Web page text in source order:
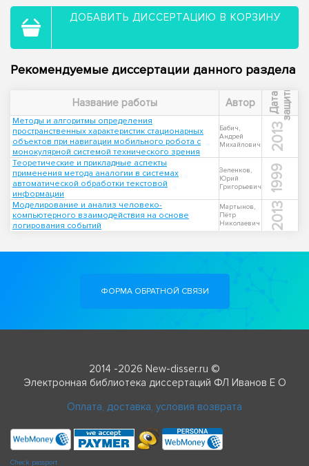
ДОБАВИТЬ ДИССЕРТАЦИЮ В КОРЗИНУ
Рекомендуемые диссертации данного раздела
Название работы Автор Д
а
т
а
з
а
щ
и
т ы
Методы и алгоритмы определения
пространственных характеристик стационарных
объектов при навигации мобильного робота с
монокулярной системой технического зрения
Бабич,
Андрей
Михайлович
2013
Теоретические и прикладные аспекты
применения метода аналогии в системах
автоматической обработки текстовой
информации
Зеленков,
Юрий
Григорьевич
1999
Моделирование и анализ человеко-
компьютерного взаимодействия на основе
логирования событий
Мартынов,
Пётр
Николаевич
2013
ФОРМА ОБРАТНОЙ СВЯЗИ
2014 -2026 New-disser.ru ©
Электронная библиотека диссертаций ФЛ Иванов Е О
Оплата, доставка, условия возврата
Check passport